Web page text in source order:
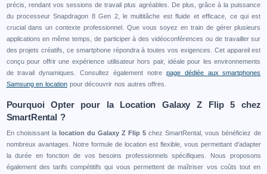
précis, rendant vos sessions de travail plus agréables. De plus, grâce à la puissance
du processeur Snapdragon 8 Gen 2, le multitâche est fluide et efficace, ce qui est
crucial dans un contexte professionnel. Que vous soyez en train de gérer plusieurs
applications en même temps, de participer à des vidéoconférences ou de travailler sur
des projets créatifs, ce smartphone répondra à toutes vos exigences. Cet appareil est
conçu pour offrir une expérience utilisateur hors pair, idéale pour les environnements
de travail dynamiques. Consultez également notre page dédiée aux smartphones
Samsung en locationpour découvrir nos autres offres.
Pourquoi Opter pour la Location Galaxy Z Flip 5 chez
SmartRental ?
En choisissant la location du Galaxy Z Flip 5 chez SmartRental, vous bénéficiez de
nombreux avantages. Notre formule de location est flexible, vous permettant d'adapter
la durée en fonction de vos besoins professionnels spécifiques. Nous proposons
également des tarifs compétitifs qui vous permettent de maîtriser vos coûts tout en